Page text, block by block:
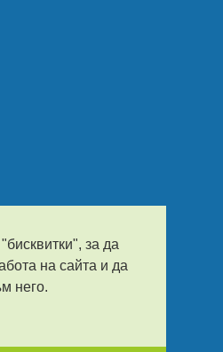
за да
на сайта и да
него.